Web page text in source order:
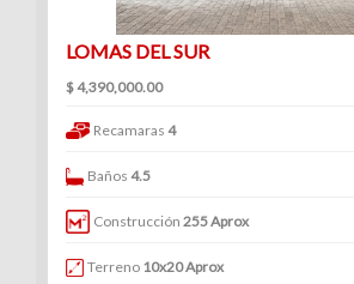
LOMAS DEL SUR
$ 4,390,000.00
Recamaras 4
Baños4.5
Construcción 255 Aprox
Terreno 10x20 Aprox